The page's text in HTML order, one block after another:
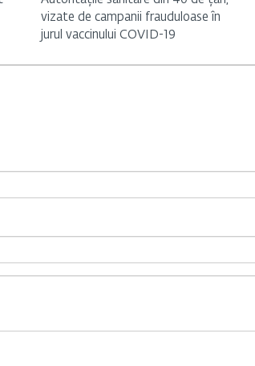
vizate de campanii frauduloase în
jurul vaccinului COVID-19